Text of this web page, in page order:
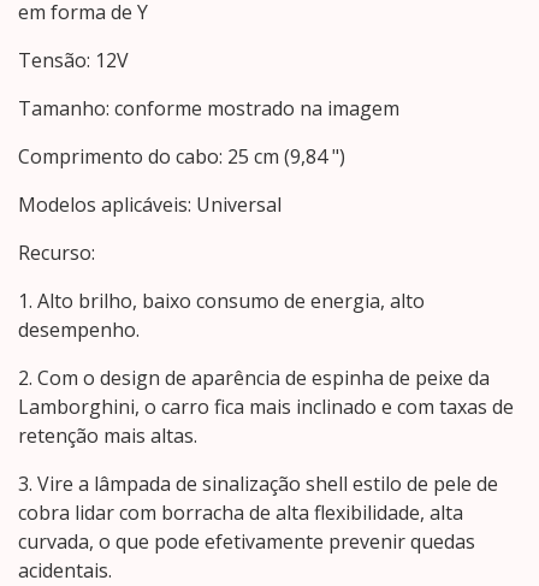
em forma de Y
Tensão: 12V
Tamanho: conforme mostrado na imagem
Comprimento do cabo: 25 cm (9,84 ")
Modelos aplicáveis: Universal
Recurso:
1. Alto brilho, baixo consumo de energia, alto
desempenho.
2. Com o design de aparência de espinha de peixe da
Lamborghini, o carro fica mais inclinado e com taxas de
retenção mais altas.
3. Vire a lâmpada de sinalização shell estilo de pele de
cobra lidar com borracha de alta flexibilidade, alta
curvada, o que pode efetivamente prevenir quedas
acidentais.